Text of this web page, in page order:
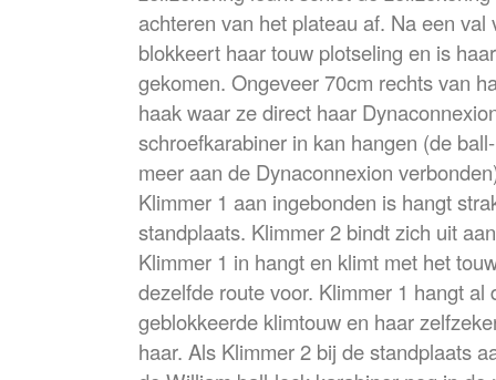
achteren van het plateau af. Na een val
blokkeert haar touw plotseling en is
gekomen. Ongeveer 70cm rechts van
haak waar ze direct haar
schroefkarabiner in kan hangen (de
meer aan de Dynaconnexion
Klimmer 1 aan ingebonden is hangt
standplaats. Klimmer 2 bindt zich uit
Klimmer 1 in hangt en klimt met het
dezelfde route voor. Klimmer 1 hangt al
geblokkeerde klimtouw en haar
haar. Als Klimmer 2 bij de standplaats